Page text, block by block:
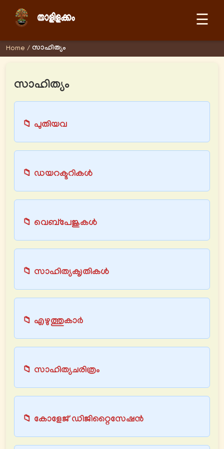
☰
Home / സാഹിത്യം
സാഹിത്യം
📁 പുതിയവ
📁 ഡയറക്ടറികള്‍
📁 വെബ്പേജുകള്‍
📁 സാഹിത്യക‍ൃതികള്‍
📁 എഴുത്തുകാര്‍
📁 സാഹിത്യചരിത്രം
📁 കോളേജ് ഡിജിറ്റൈസേഷന്‍